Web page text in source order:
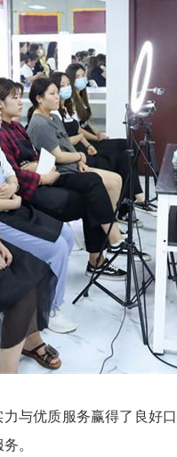
与优质服务赢得了良好
。